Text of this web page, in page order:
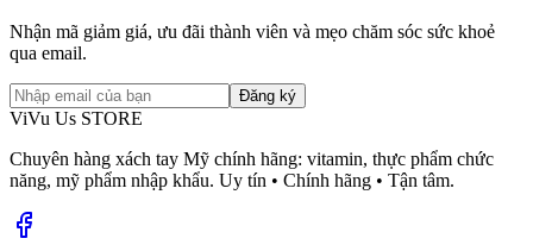
Nhận mã giảm giá, ưu đãi thành viên và mẹo chăm sóc sức khoẻ
qua email.
Đăng ký
ViVu Us STORE
Chuyên hàng xách tay Mỹ chính hãng: vitamin, thực phẩm chức
năng, mỹ phẩm nhập khẩu. Uy tín • Chính hãng • Tận tâm.